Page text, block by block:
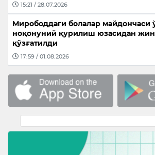
15:21 / 28.07.2026
Мирободдаги болалар майдончаси
ноқонуний қурилиш юзасидан
қўзғатилди
17:59 / 01.08.2026